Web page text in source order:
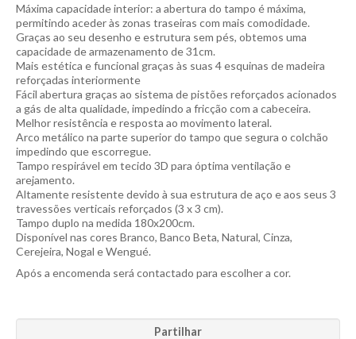
Máxima capacidade interior: a abertura do tampo é máxima,
permitindo aceder às zonas traseiras com mais comodidade.
Graças ao seu desenho e estrutura sem pés, obtemos uma
capacidade de armazenamento de 31cm.
Mais estética e funcional graças às suas 4 esquinas de madeira
reforçadas interiormente
Fácil abertura graças ao sistema de pistões reforçados acionados
a gás de alta qualidade, impedindo a fricção com a cabeceira.
Melhor resistência e resposta ao movimento lateral.
Arco metálico na parte superior do tampo que segura o colchão
impedindo que escorregue.
Tampo respirável em tecido 3D para óptima ventilação e
arejamento.
Altamente resistente devido à sua estrutura de aço e aos seus 3
travessões verticais reforçados (3 x 3 cm).
Tampo duplo na medida 180x200cm.
Disponível nas cores Branco, Banco Beta, Natural, Cinza,
Cerejeira, Nogal e Wengué.
Após a encomenda será contactado para escolher a cor.
Partilhar